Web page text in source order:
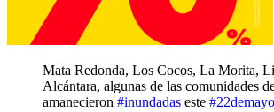
Mata Redonda, Los Cocos, La Morita,
Alcántara, algunas de las comunidades
amanecieron #inundadas este #22demayo